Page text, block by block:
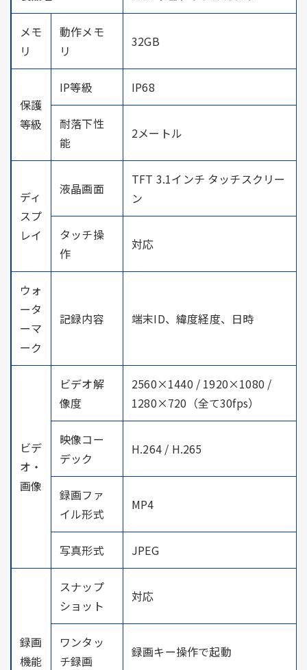
メモ
リ
動作メモ
リ
32GB
保護
等級
IP等級 IP68
耐落下性
能
2メートル
ディ
スプ
レイ
液晶画面
TFT 3.1インチ タッチスクリー
ン
タッチ操
作
対応
ウォ
ータ
ーマ
ーク
記録内容 端末ID、緯度経度、日時
ビデ
オ・
画像
ビデオ解
像度
2560×1440 / 1920×1080 /
1280×720（全て30fps）
映像コー
デック
H.264 / H.265
録画ファ
イル形式
MP4
写真形式 JPEG
録画
機能
スナップ
ショット
対応
ワンタッ
チ録画
録画キー操作で起動